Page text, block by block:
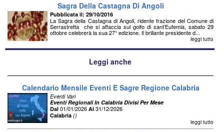
Sagra Della Castagna Di Angoli
Pubblicata il: 29/10/2016
La Sagra della Castagna di Angoli, ridente frazione del Comune di
Serrastretta che si affaccia sul golfo di sant’Eufemia, sabato 29
ottobre celebrerà la sua 27° edizione. Il brillante presidente d...
leggi tutto
Leggi anche
Calendario Mensile Eventi E Sagre Regione Calabria
Eventi Vari
Eventi Regionali In Calabria Divisi Per Mese
Dal 01/01/2026 Al 31/12/2026
Calabria ()
leggi tutto